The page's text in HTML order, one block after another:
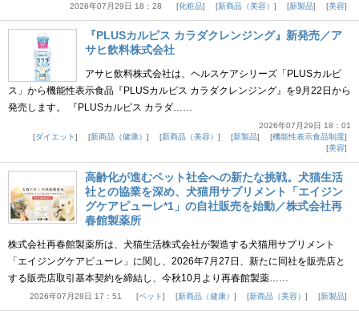
2026年07月29日 18：28 化粧品 新商品（美容） 新製品 美容
『PLUSカルピス カラダクレンジング』新発売／ア
サヒ飲料株式会社
アサヒ飲料株式会社は、ヘルスケアシリーズ「PLUSカルピ
ス」から機能性表示食品『PLUSカルピス カラダクレンジング』を9月22日から
発売します。 『PLUSカルピス カラダ……
2026年07月29日 18：01
ダイエット
新商品（健康） 新商品（美容） 新製品
機能性表示食品制度
美容
高齢化が進むペット社会への新たな挑戦。犬猫生活
社との協業を深め、犬猫用サプリメント「エイジン
グケアピューレ*1」の自社販売を始動／株式会社再
春館製薬所
株式会社再春館製薬所は、犬猫生活株式会社が製造する犬猫用サプリメント
「エイジングケアピューレ」に関し、2026年7月27日、新たに同社を販売店と
する販売店取引基本契約を締結し、今秋10月より再春館製薬……
2026年07月28日 17：51 ペット 新商品（健康） 新商品（美容） 新製品